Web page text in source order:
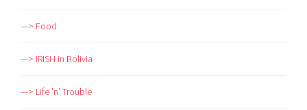
—> Food
—> IRISH in Bolivia
—> Life 'n' Trouble